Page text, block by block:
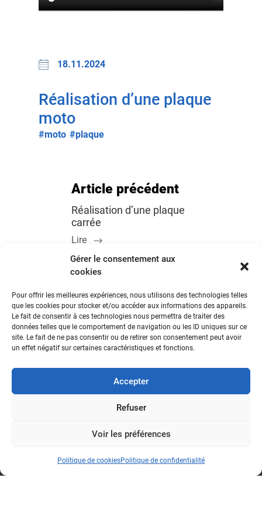
Gérer le consentement aux
cookies
Pour offrir les meilleures expériences, nous utilisons des technologies telles
que les cookies pour stocker et/ou accéder aux informations des appareils.
Le fait de consentir à ces technologies nous permettra de traiter des
données telles que le comportement de navigation ou les ID uniques sur ce
site. Le fait de ne pas consentir ou de retirer son consentement peut avoir
un effet négatif sur certaines caractéristiques et fonctions.
Accepter
Refuser
Voir les préférences
Politique de cookiesPolitique de confidentialité
18.11.2024
Réalisation d’une plaque
moto
#moto #plaque
Article précédent
Réalisation d’une plaque
carrée
Lire
contact@spm-groupe.com
190 avenue de Parme - 01000 Bourg-en-Bresse - France